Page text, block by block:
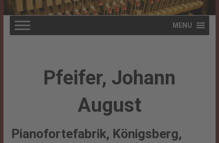
MENU
Pfeifer, Johann
August
Pianofortefabrik, Königsberg,